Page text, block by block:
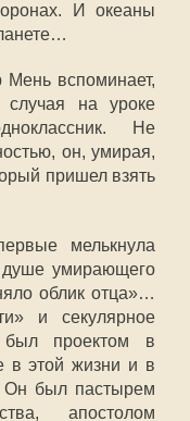
И океаны
Мень вспоминает,
случая на уроке
Не
он, умирая,
пришел взять
мелькнула
душе умирающего
облик отца»…
и секулярное
был проектом в
в этой жизни и в
Он был пастырем
апостолом